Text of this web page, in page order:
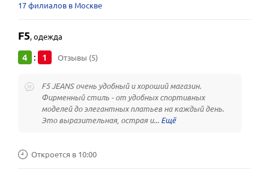
17 филиалов в Москве
F5,одежда
4 : 1 Отзывы (5)
F5 JEANS очень удобный и хороший магазин.
Фирменный стиль - от удобных спортивных
моделей до элегантных платьев на каждый день.
Это выразительная, острая и...
Откроется в 10:00